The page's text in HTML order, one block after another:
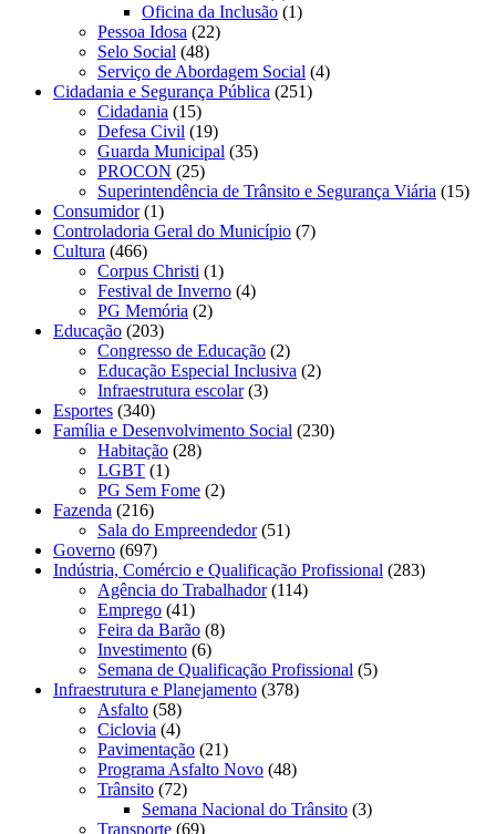
Oficina da Inclusão (1)
Pessoa Idosa (22)
Selo Social (48)
Serviço de Abordagem Social (4)
Cidadania e Segurança Pública (251)
Cidadania (15)
Defesa Civil (19)
Guarda Municipal (35)
PROCON (25)
Superintendência de Trânsito e Segurança Viária (15)
Consumidor(1)
Controladoria Geral do Município (7)
Cultura (466)
Corpus Christi (1)
Festival de Inverno (4)
PG Memória (2)
Educação (203)
Congresso de Educação (2)
Educação Especial Inclusiva (2)
Infraestrutura escolar(3)
Esportes (340)
Família e Desenvolvimento Social (230)
Habitação (28)
LGBT (1)
PG Sem Fome (2)
Fazenda (216)
Sala do Empreendedor(51)
Governo (697)
Indústria, Comércio e Qualificação Profissional (283)
Agência do Trabalhador(114)
Emprego (41)
Feira da Barão (8)
Investimento (6)
Semana de Qualificação Profissional (5)
Infraestrutura e Planejamento (378)
Asfalto (58)
Ciclovia (4)
Pavimentação (21)
Programa Asfalto Novo (48)
Trânsito (72)
Semana Nacional do Trânsito (3)
Transporte (69)